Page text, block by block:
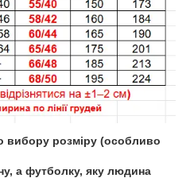
вибору розміру (особливо
а футболку, яку людина